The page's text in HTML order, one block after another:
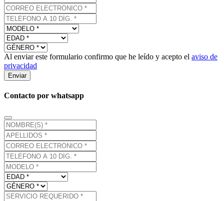
Al enviar este formulario confirmo que he leído y acepto el aviso de
privacidad
Enviar
Contacto por whatsapp